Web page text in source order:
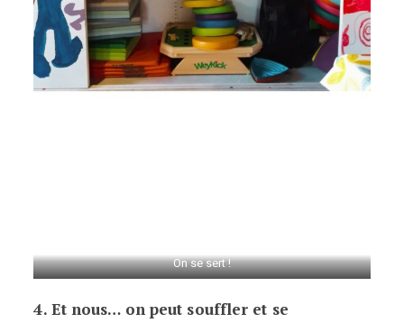
On se sert !
4. Et nous… on peut souffler et se